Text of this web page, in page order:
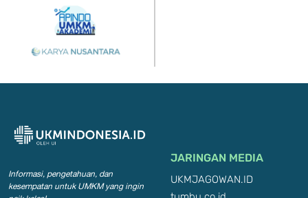
Informasi, pengetahuan, dan
kesempatan untuk UMKM yang ingin
JARINGAN MEDIA
UKMJAGOWAN.ID